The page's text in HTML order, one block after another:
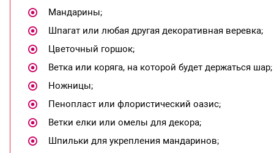
Мандарины;
Шпагат или любая другая декоративная веревка;
Цветочный горшок;
Ветка или коряга, на которой будет держаться шар;
Ножницы;
Пенопласт или флористический оазис;
Ветки елки или омелы для декора;
Шпильки для укрепления мандаринов;